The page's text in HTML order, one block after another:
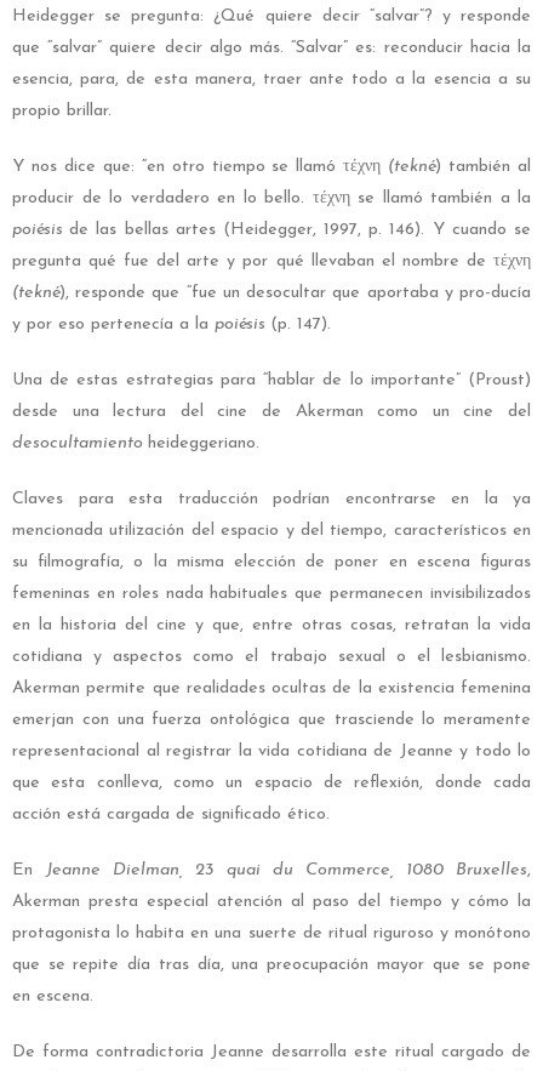
Heidegger se pregunta: ¿Qué quiere decir “salvar”? y responde
que “salvar” quiere decir algo más. “Salvar” es: reconducir hacia la
esencia, para, de esta manera, traer ante todo a la esencia a su
propio brillar.
Y nos dice que: “en otro tiempo se llamóτέχνη (tekné) también al
producir de lo verdadero en lo bello. τέχνηse llamó también a la
poiésisde las bellas artes (Heidegger, 1997, p. 146). Y cuando se
pregunta qué fue del arte y por qué llevaban el nombre de τέχνη
(tekné), responde que “fue un desocultar que aportaba y pro-ducía
y por eso pertenecía a la poiésis (p. 147).
Una de estas estrategias para “hablar de lo importante” (Proust)
desde una lectura del cine de Akerman como un cine del
desocultamiento heideggeriano.
Claves para esta traducción podrían encontrarse en la ya
mencionada utilización del espacio y del tiempo, característicos en
su filmografía, o la misma elección de poner en escena figuras
femeninas en roles nada habituales que permanecen invisibilizados
en la historia del cine y que, entre otras cosas, retratan la vida
cotidiana y aspectos como el trabajo sexual o el lesbianismo.
Akerman permite que realidades ocultas de la existencia femenina
emerjan con una fuerza ontológica que trasciende lo meramente
representacional al registrar la vida cotidiana de Jeanne y todo lo
que esta conlleva, como un espacio de reflexión, donde cada
acción está cargada de significado ético.
En Jeanne Dielman, 23 quai du Commerce, 1080 Bruxelles,
Akerman presta especial atención al paso del tiempo y cómo la
protagonista lo habita en una suerte de ritual riguroso y monótono
que se repite día tras día, una preocupación mayor que se pone
en escena.
De forma contradictoria Jeanne desarrolla este ritual cargado de